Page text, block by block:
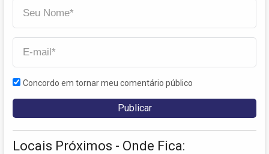
Concordo em tornar meu comentário público
Locais Próximos - Onde Fica: